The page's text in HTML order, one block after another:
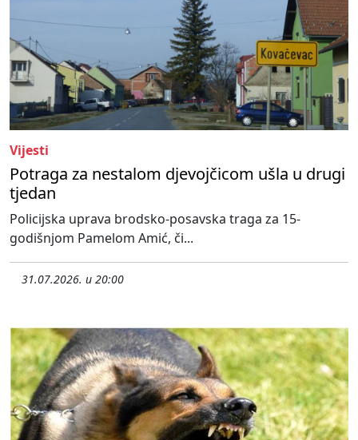
Vijesti
Potraga za nestalom djevojčicom ušla u drugi
tjedan
Policijska uprava brodsko-posavska traga za 15-
godišnjom Pamelom Amić, či...
31.07.2026. u 20:00